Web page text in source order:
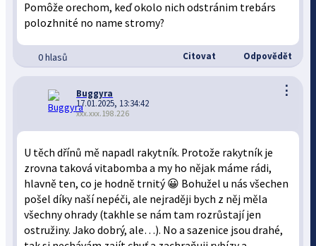
Pomôže orechom, keď okolo nich odstránim trebárs
polozhnité no name stromy?
0 hlasů Citovat Odpovědět
⋮
Buggyra
17.01.2025, 13:34:42
xxx.xxx.198.226
U těch dřínů mě napadl rakytník. Protože rakytník je
zrovna taková vitabomba a my ho nějak máme rádi,
hlavně ten, co je hodně trnitý 😀 Bohužel u nás všechen
pošel díky naší nepéči, ale nejraději bych z něj měla
všechny ohrady (takhle se nám tam rozrůstají jen
ostružiny. Jako dobrý, ale…). No a sazenice jsou drahé,